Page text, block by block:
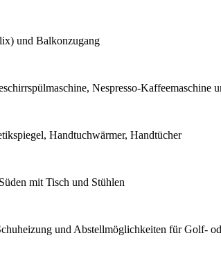
und Balkonzugang
Nespresso-Kaffeemaschine
Handtuchwärmer, Handtücher
mit Tisch und Stühlen
und Abstellmöglichkeiten für Golf-